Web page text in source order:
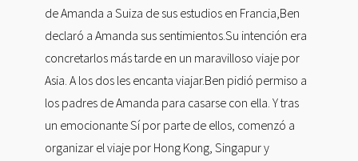
de Amanda a Suiza de sus estudios en Francia,Ben
declaró a Amanda sus sentimientos.Su intención era
concretarlos más tarde en un maravilloso viaje por
Asia. A los dos les encanta viajar.Ben pidió permiso a
los padres de Amanda para casarse con ella. Y tras
un emocionante Sí por parte de ellos, comenzó a
organizar el viaje por Hong Kong, Singapur y